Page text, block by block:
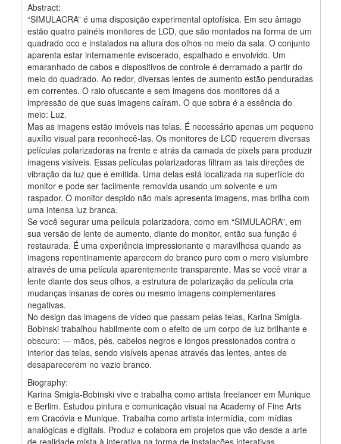
Abstract:
“SIMULACRA” é uma disposição experimental optofísica. Em seu âmago
estão quatro painéis monitores de LCD, que são montados na forma de um
quadrado oco e instalados na altura dos olhos no meio da sala. O conjunto
aparenta estar internamente eviscerado, espalhado e envolvido. Um
emaranhado de cabos e dispositivos de controle é derramado a partir do
meio do quadrado. Ao redor, diversas lentes de aumento estão penduradas
em correntes. O raio ofuscante e sem imagens dos monitores dá a
impressão de que suas imagens caíram. O que sobra é a essência do
meio: Luz.
Mas as imagens estão imóveis nas telas. É necessário apenas um pequeno
auxílio visual para reconhecê-las. Os monitores de LCD requerem diversas
películas polarizadoras na frente e atrás da camada de pixels para produzir
imagens visíveis. Essas películas polarizadoras filtram as tais direções de
vibração da luz que é emitida. Uma delas está localizada na superfície do
monitor e pode ser facilmente removida usando um solvente e um
raspador. O monitor despido não mais apresenta imagens, mas brilha com
uma intensa luz branca.
Se você segurar uma película polarizadora, como em “SIMULACRA”, em
sua versão de lente de aumento, diante do monitor, então sua função é
restaurada. É uma experiência impressionante e maravilhosa quando as
imagens repentinamente aparecem do branco puro com o mero vislumbre
através de uma película aparentemente transparente. Mas se você virar a
lente diante dos seus olhos, a estrutura de polarização da película cria
mudanças insanas de cores ou mesmo imagens complementares
negativas.
No design das imagens de vídeo que passam pelas telas, Karina Smigla-
Bobinski trabalhou habilmente com o efeito de um corpo de luz brilhante e
obscuro: — mãos, pés, cabelos negros e longos pressionados contra o
interior das telas, sendo visíveis apenas através das lentes, antes de
desaparecerem no vazio branco.
Biography:
Karina Smigla-Bobinski vive e trabalha como artista freelancer em Munique
e Berlim. Estudou pintura e comunicação visual na Academy of Fine Arts
em Cracóvia e Munique. Trabalha como artista intermídia, com mídias
analógicas e digitais. Produz e colabora em projetos que vão desde a arte
de realidade mista à interativa na forma de instalações interativas